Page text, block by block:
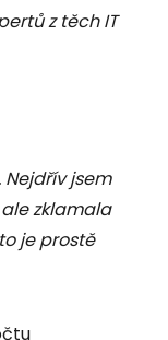
z těch IT
jsem
zklamala
je prostě